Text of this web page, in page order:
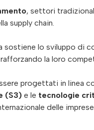
, settori
supply chain.
sostiene lo sviluppo di
la loro
progettati in linea
(S3) e le tecnologie
delle